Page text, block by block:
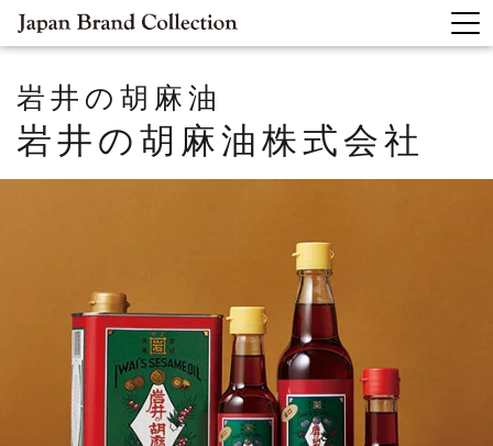
岩井の胡麻油
岩井の胡麻油株式会社